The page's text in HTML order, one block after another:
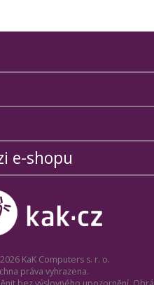
e-shopu
KaK Computers s. r. o.
práva vyhrazena.